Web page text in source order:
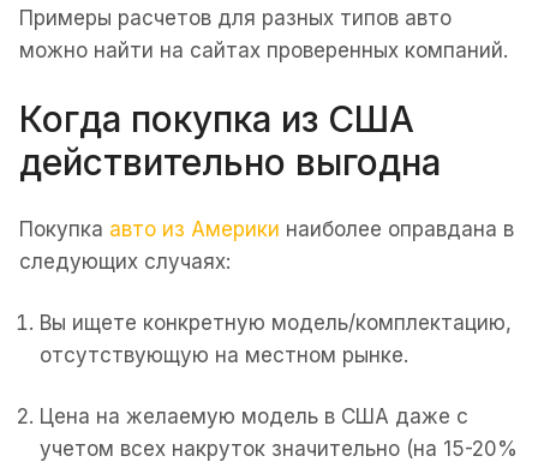
Примеры расчетов для разных типов авто
можно найти на сайтах проверенных компаний.
Когда покупка из США
действительно выгодна
Покупка авто из Америки наиболее оправдана в
следующих случаях:
Вы ищете конкретную модель/комплектацию,
отсутствующую на местном рынке.
Цена на желаемую модель в США даже с
учетом всех накруток значительно (на 15-20%